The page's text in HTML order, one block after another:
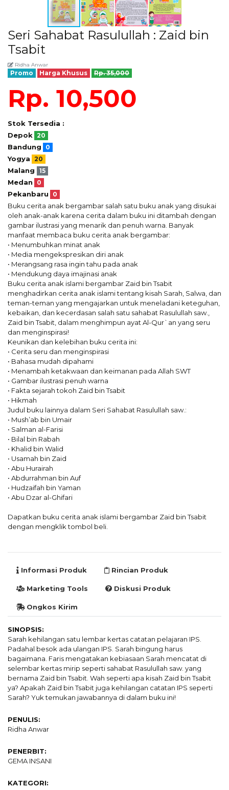
Seri Sahabat Rasulullah : Zaid bin
Tsabit
Ridha Anwar
Promo Harga Khusus Rp. 35,000
Rp. 10,500
Stok Tersedia :
Depok 20
Bandung 0
Yogya 20
Malang 15
Medan 0
Pekanbaru 0
Buku cerita anak bergambar salah satu buku anak yang disukai
oleh anak-anak karena cerita dalam buku ini ditambah dengan
gambar ilustrasi yang menarik dan penuh warna. Banyak
manfaat membaca buku cerita anak bergambar:
• Menumbuhkan minat anak
• Media mengekspresikan diri anak
• Merangsang rasa ingin tahu pada anak
• Mendukung daya imajinasi anak
Buku cerita anak islami bergambar Zaid bin Tsabit
menghadirkan cerita anak islami tentang kisah Sarah, Salwa, dan
teman-teman yang mengajarkan untuk meneladani keteguhan,
kebaikan, dan kecerdasan salah satu sahabat Rasulullah saw.,
Zaid bin Tsabit, dalam menghimpun ayat Al-Qur`an yang seru
dan menginspirasi!
Keunikan dan kelebihan buku cerita ini:
• Cerita seru dan menginspirasi
• Bahasa mudah dipahami
• Menambah ketakwaan dan keimanan pada Allah SWT
• Gambar ilustrasi penuh warna
• Fakta sejarah tokoh Zaid bin Tsabit
• Hikmah
Judul buku lainnya dalam Seri Sahabat Rasulullah saw.:
• Mush’ab bin Umair
• Salman al-Farisi
• Bilal bin Rabah
• Khalid bin Walid
• Usamah bin Zaid
• Abu Hurairah
• Abdurrahman bin Auf
• Hudzaifah bin Yaman
• Abu Dzar al-Ghifari
Dapatkan buku cerita anak islami bergambar Zaid bin Tsabit
dengan mengklik tombol beli.
Informasi Produk Rincian Produk
Marketing Tools Diskusi Produk
Ongkos Kirim
SINOPSIS:
Sarah kehilangan satu lembar kertas catatan pelajaran IPS.
Padahal besok ada ulangan IPS. Sarah bingung harus
bagaimana. Faris mengatakan kebiasaan Sarah mencatat di
selembar kertas mirip seperti sahabat Rasulullah saw. yang
bernama Zaid bin Tsabit. Wah seperti apa kisah Zaid bin Tsabit
ya? Apakah Zaid bin Tsabit juga kehilangan catatan IPS seperti
Sarah? Yuk temukan jawabannya di dalam buku ini!
PENULIS:
Ridha Anwar
PENERBIT:
GEMA INSANI
KATEGORI: